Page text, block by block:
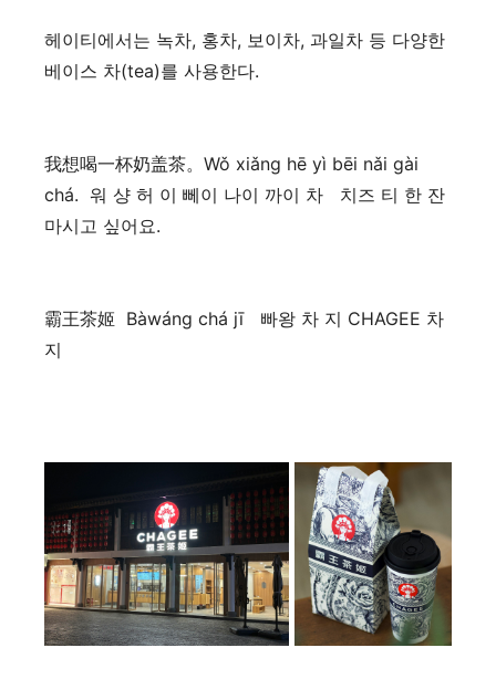
헤이티에서는 녹차, 홍차, 보이차, 과일차 등 다양한
베이스 차(tea)를 사용한다.
我想喝一杯奶盖茶。Wǒ xiǎng hē yì bēi nǎi gài
chá. 워 샹 허 이 뻬이 나이 까이 차 치즈 티 한 잔
마시고 싶어요.
霸王茶姬 Bàwáng chá jī 빠왕 차 지 CHAGEE 차
지